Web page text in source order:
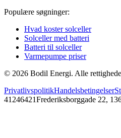
Populære søgninger:
Hvad koster solceller
Solceller med batteri
Batteri til solceller
Varmepumpe priser
© 2026 Bodil Energi. Alle
PrivatlivspolitikHandelsbetingelser
41246421Frederiksborggade 22,